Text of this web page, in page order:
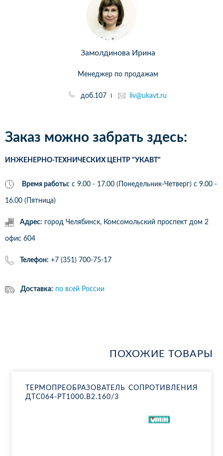
Замолдинова Ирина
Менеджер по продажам
доб.107 liv@ukavt.ru
Заказ можно забрать здесь:
ИНЖЕНЕРНО-ТЕХНИЧЕСКИХ ЦЕНТР "УКАВТ"
Время работы: с 9.00 - 17.00 (Понедельник-Четверг) c 9.00 -
16.00 (Пятница)
Адрес: город Челябинск, Комсомольский проспект дом 2
офис 604
Телефон: +7 (351) 700-75-17
Доставка: по всей России
ПОХОЖИЕ ТОВАРЫ
ТЕР­МО­ПРЕ­ОБ­РА­ЗО­ВА­ТЕЛЬ СО­ПРО­ТИВ­ЛЕ­НИЯ
ДТ­С064-РТ1000.В2.160/3